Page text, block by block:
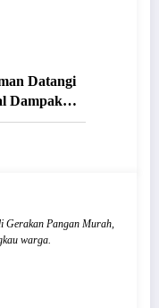
Datangi
Dampak
Gerakan Pangan Murah,
warga.